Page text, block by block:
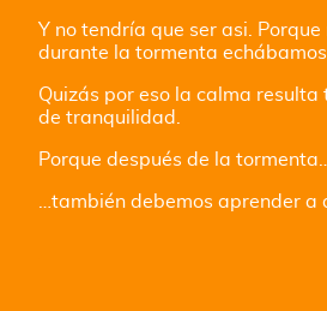
Y no tendría que ser asi.
durante la tormenta
Quizás por eso la calma
de tranquilidad.
Porque después de la
…también debemos aprender a